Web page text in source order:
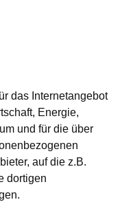
das Internetangebot
Energie,
und für die über
auf die z.B.
dortigen